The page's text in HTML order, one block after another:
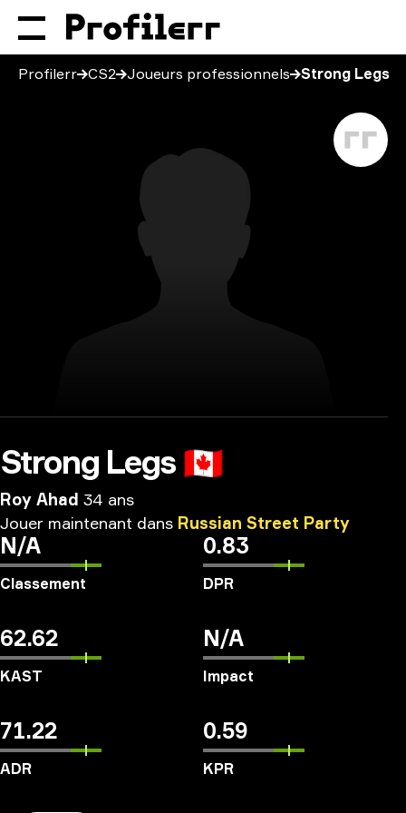
Profilerr CS2 Joueurs professionnels Strong Legs
Strong Legs 🇨🇦
Roy Ahad 34 ans
Jouer maintenant dans Russian Street Party
N/A
Classement
0.83
DPR
62.62
KAST
N/A
Impact
71.22
ADR
0.59
KPR